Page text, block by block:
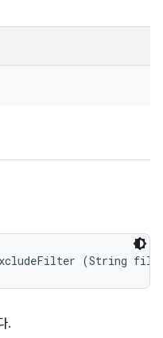
(String
.